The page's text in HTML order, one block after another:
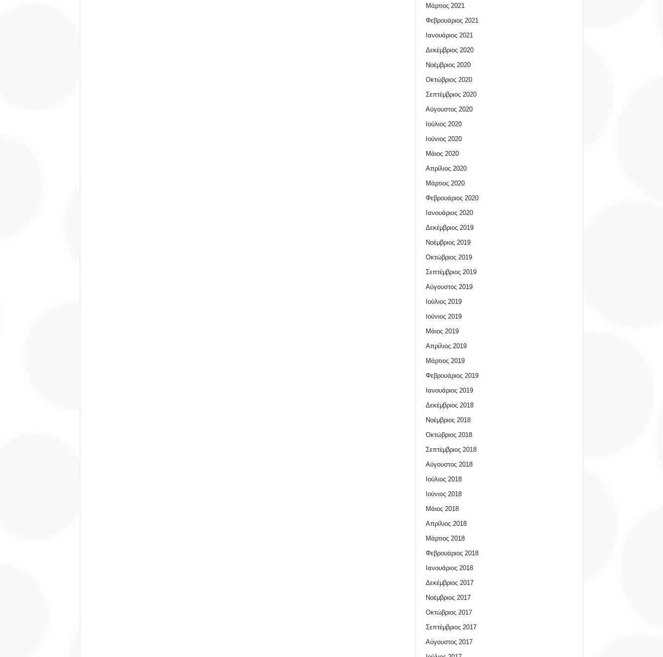
Μάρτιος 2021
Φεβρουάριος 2021
Ιανουάριος 2021
Δεκέμβριος 2020
Νοέμβριος 2020
Οκτώβριος 2020
Σεπτέμβριος 2020
Αύγουστος 2020
Ιούλιος 2020
Ιούνιος 2020
Μάιος 2020
Απρίλιος 2020
Μάρτιος 2020
Φεβρουάριος 2020
Ιανουάριος 2020
Δεκέμβριος 2019
Νοέμβριος 2019
Οκτώβριος 2019
Σεπτέμβριος 2019
Αύγουστος 2019
Ιούλιος 2019
Ιούνιος 2019
Μάιος 2019
Απρίλιος 2019
Μάρτιος 2019
Φεβρουάριος 2019
Ιανουάριος 2019
Δεκέμβριος 2018
Νοέμβριος 2018
Οκτώβριος 2018
Σεπτέμβριος 2018
Αύγουστος 2018
Ιούλιος 2018
Ιούνιος 2018
Μάιος 2018
Απρίλιος 2018
Μάρτιος 2018
Φεβρουάριος 2018
Ιανουάριος 2018
Δεκέμβριος 2017
Νοέμβριος 2017
Οκτώβριος 2017
Σεπτέμβριος 2017
Αύγουστος 2017